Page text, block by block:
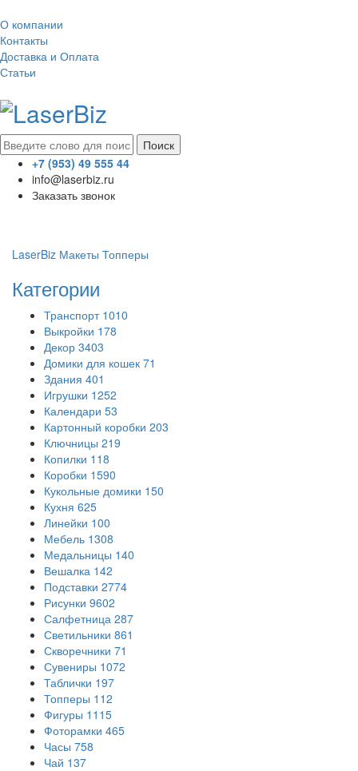
О компании
Контакты
Доставка и Оплата
Статьи
Поиск
+7 (953) 49 555 44
info@laserbiz.ru
Заказать звонок
LaserBiz Макеты Топперы
Категории
Транспорт 1010
Выкройки 178
Декор 3403
Домики для кошек 71
Здания 401
Игрушки 1252
Календари 53
Картонный коробки 203
Ключницы 219
Копилки 118
Коробки 1590
Кукольные домики 150
Кухня 625
Линейки 100
Мебель 1308
Медальницы 140
Вешалка 142
Подставки 2774
Рисунки 9602
Салфетница 287
Светильники 861
Скворечники 71
Сувениры 1072
Таблички 197
Топперы 112
Фигуры 1115
Фоторамки 465
Часы 758
Чай 137